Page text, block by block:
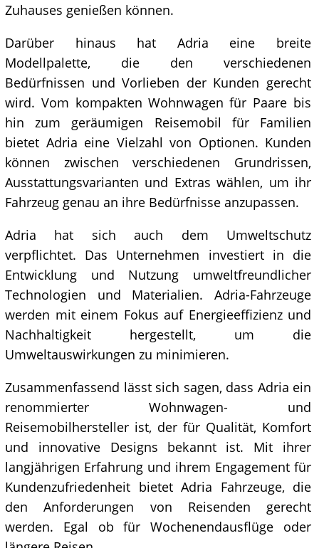
Zuhauses genießen können.
Darüber hinaus hat Adria eine breite
Modellpalette, die den verschiedenen
Bedürfnissen und Vorlieben der Kunden gerecht
wird. Vom kompakten Wohnwagen für Paare bis
hin zum geräumigen Reisemobil für Familien
bietet Adria eine Vielzahl von Optionen. Kunden
können zwischen verschiedenen Grundrissen,
Ausstattungsvarianten und Extras wählen, um ihr
Fahrzeug genau an ihre Bedürfnisse anzupassen.
Adria hat sich auch dem Umweltschutz
verpflichtet. Das Unternehmen investiert in die
Entwicklung und Nutzung umweltfreundlicher
Technologien und Materialien. Adria-Fahrzeuge
werden mit einem Fokus auf Energieeffizienz und
Nachhaltigkeit hergestellt, um die
Umweltauswirkungen zu minimieren.
Zusammenfassend lässt sich sagen, dass Adria ein
renommierter Wohnwagen- und
Reisemobilhersteller ist, der für Qualität, Komfort
und innovative Designs bekannt ist. Mit ihrer
langjährigen Erfahrung und ihrem Engagement für
Kundenzufriedenheit bietet Adria Fahrzeuge, die
den Anforderungen von Reisenden gerecht
werden. Egal ob für Wochenendausflüge oder